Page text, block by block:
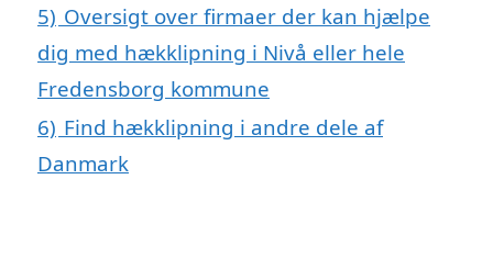
5) Oversigt over firmaer der kan hjælpe
dig med hækklipning i Nivå eller hele
Fredensborg kommune
6) Find hækklipning i andre dele af
Danmark